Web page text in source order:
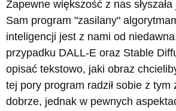
Zapewne większość z nas
Sam program "zasilany"
inteligencji jest z nami od
przypadku DALL-E oraz Stable
opisać tekstowo, jaki obraz
tej pory program radził sobie z tym
dobrze, jednak w pewnych